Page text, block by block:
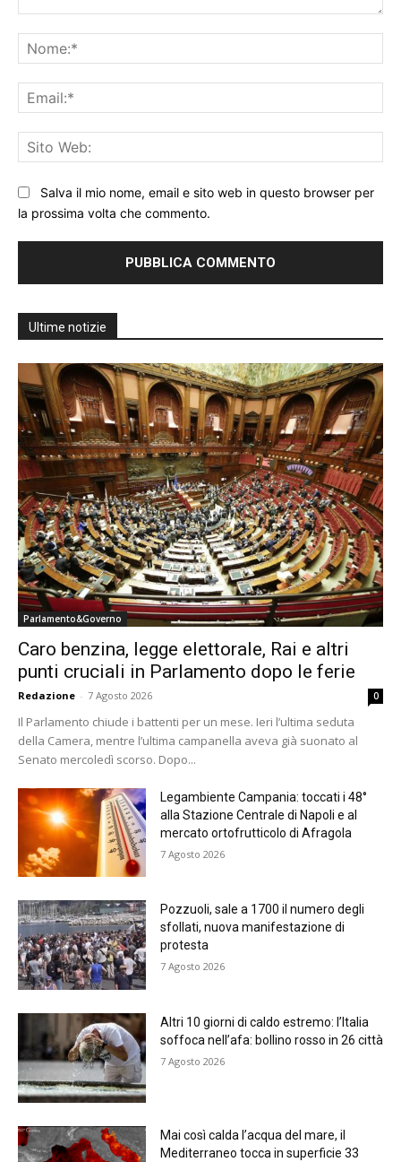
Salva il mio nome, email e sito web in questo browser per
la prossima volta che commento.
Ultime notizie
Parlamento&Governo
Caro benzina, legge elettorale, Rai e altri
punti cruciali in Parlamento dopo le ferie
Redazione - 7 Agosto 2026 0
Il Parlamento chiude i battenti per un mese. Ieri l’ultima seduta
della Camera, mentre l’ultima campanella aveva già suonato al
Senato mercoledì scorso. Dopo...
Legambiente Campania: toccati i 48°
alla Stazione Centrale di Napoli e al
mercato ortofrutticolo di Afragola
7 Agosto 2026
Pozzuoli, sale a 1700 il numero degli
sfollati, nuova manifestazione di
protesta
7 Agosto 2026
Altri 10 giorni di caldo estremo: l’Italia
soffoca nell’afa: bollino rosso in 26 città
7 Agosto 2026
Mai così calda l’acqua del mare, il
Mediterraneo tocca in superficie 33